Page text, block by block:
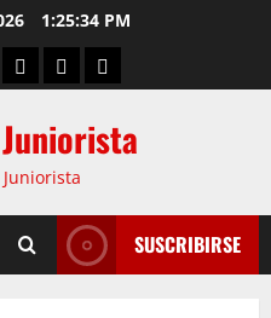
1:25:35 PM
SUSCRIBIRSE